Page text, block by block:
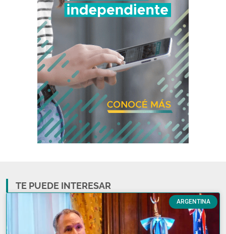
TE PUEDE INTERESAR
ARGENTINA